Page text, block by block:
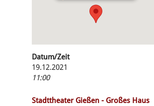
Datum/Zeit
19.12.2021
11:00
Stadttheater Gießen - Großes Haus